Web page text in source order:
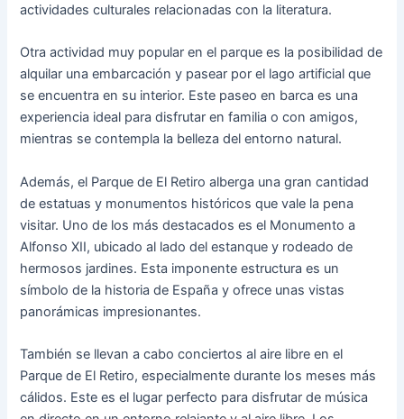
actividades culturales relacionadas con la literatura.
Otra actividad muy popular en el parque es la posibilidad de
alquilar una embarcación y pasear por el lago artificial que
se encuentra en su interior. Este paseo en barca es una
experiencia ideal para disfrutar en familia o con amigos,
mientras se contempla la belleza del entorno natural.
Además, el Parque de El Retiro alberga una gran cantidad
de estatuas y monumentos históricos que vale la pena
visitar. Uno de los más destacados es el Monumento a
Alfonso XII, ubicado al lado del estanque y rodeado de
hermosos jardines. Esta imponente estructura es un
símbolo de la historia de España y ofrece unas vistas
panorámicas impresionantes.
También se llevan a cabo conciertos al aire libre en el
Parque de El Retiro, especialmente durante los meses más
cálidos. Este es el lugar perfecto para disfrutar de música